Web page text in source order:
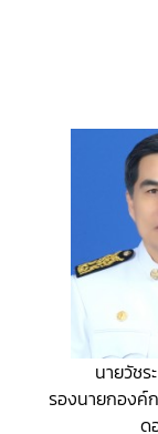
นายวัชร
รองนายกองค์
ด